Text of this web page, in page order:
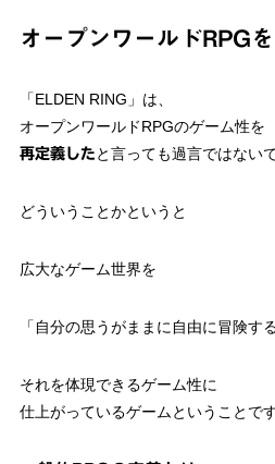
オープンワールドRPG
「ELDEN RING」は、
オープンワールドRPGのゲーム性を
再定義した と言っても過言ではない
どういうことかというと
広大なゲーム世界を
「自分の思うがままに自由に冒険する
それを体現できるゲーム性に
仕上がっているゲームということです